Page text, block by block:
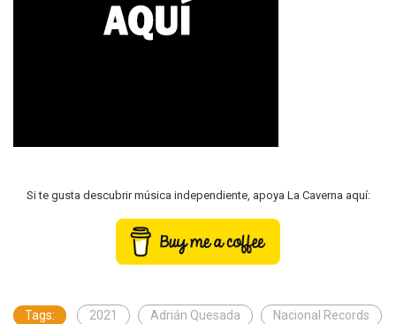
Si te gusta descubrir música independiente, apoya La Caverna aquí:
Tags: 2021 Adrián Quesada Nacional Records